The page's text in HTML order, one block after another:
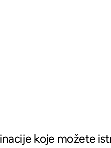
koje možete